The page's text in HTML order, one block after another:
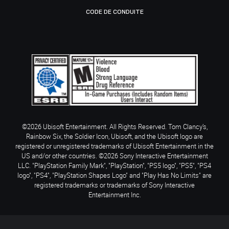
CODE DE CONDUITE
©2026 Ubisoft Entertainment. All Rights Reserved. Tom Clancy’s,
Rainbow Six, the Soldier Icon, Ubisoft, and the Ubisoft logo are
registered or unregistered trademarks of Ubisoft Entertainment in the
US and/or other countries. ©2026 Sony Interactive Entertainment
LLC. "PlayStation Family Mark", "PlayStation", "PS5 logo", "PS5", "PS4
logo", "PS4", "PlayStation Shapes Logo" and "Play Has No Limits" are
registered trademarks or trademarks of Sony Interactive
Entertainment Inc.